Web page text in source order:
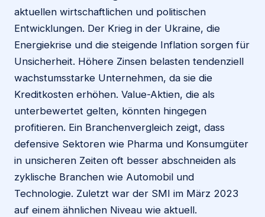
aktuellen wirtschaftlichen und politischen
Entwicklungen. Der Krieg in der Ukraine, die
Energiekrise und die steigende Inflation sorgen für
Unsicherheit. Höhere Zinsen belasten tendenziell
wachstumsstarke Unternehmen, da sie die
Kreditkosten erhöhen. Value-Aktien, die als
unterbewertet gelten, könnten hingegen
profitieren. Ein Branchenvergleich zeigt, dass
defensive Sektoren wie Pharma und Konsumgüter
in unsicheren Zeiten oft besser abschneiden als
zyklische Branchen wie Automobil und
Technologie. Zuletzt war der SMI im März 2023
auf einem ähnlichen Niveau wie aktuell.